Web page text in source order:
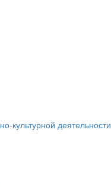
культурной деятельности